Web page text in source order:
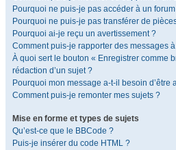
Pourquoi ne puis-je pas accéder à un
Pourquoi ne puis-je pas transférer de
Pourquoi ai-je reçu un avertissement ?
Comment puis-je rapporter des messages
À quoi sert le bouton « Enregistrer comme
rédaction d’un sujet ?
Pourquoi mon message a-t-il besoin d’être
Comment puis-je remonter mes sujets ?
Mise en forme et types de sujets
Qu’est-ce que le BBCode ?
Puis-je insérer du code HTML ?